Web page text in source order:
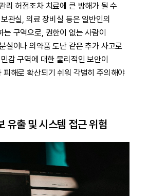
리 허점조차 치료에 큰 방해가 될 수
관실, 의료 장비실 등은 일반인의
구역으로, 권한이 없는 사람이
실이나 의약품 도난 같은 추가 사고로
감 구역에 대한 물리적인 보안이
해로 확산되기 쉬워 각별히 주의해야
유출 및 시스템 접근 위험